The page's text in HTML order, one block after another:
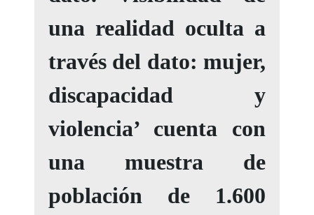
una realidad oculta a
través del dato: mujer,
discapacidad y
violencia’ cuenta con
una muestra de
población de 1.600